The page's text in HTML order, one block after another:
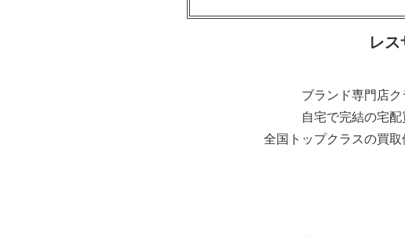
レ
ブランド専門店
自宅で完結の宅
全国トップクラスの買